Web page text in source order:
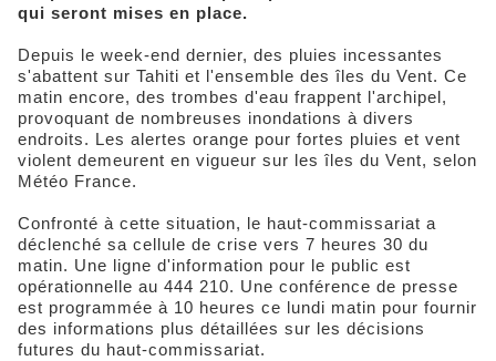
qui seront mises en place.
Depuis le week-end dernier, des pluies incessantes
s'abattent sur Tahiti et l'ensemble des îles du Vent. Ce
matin encore, des trombes d'eau frappent l'archipel,
provoquant de nombreuses inondations à divers
endroits. Les alertes orange pour fortes pluies et vent
violent demeurent en vigueur sur les îles du Vent, selon
Météo France.
Confronté à cette situation, le haut-commissariat a
déclenché sa cellule de crise vers 7 heures 30 du
matin. Une ligne d'information pour le public est
opérationnelle au 444 210. Une conférence de presse
est programmée à 10 heures ce lundi matin pour fournir
des informations plus détaillées sur les décisions
futures du haut-commissariat.